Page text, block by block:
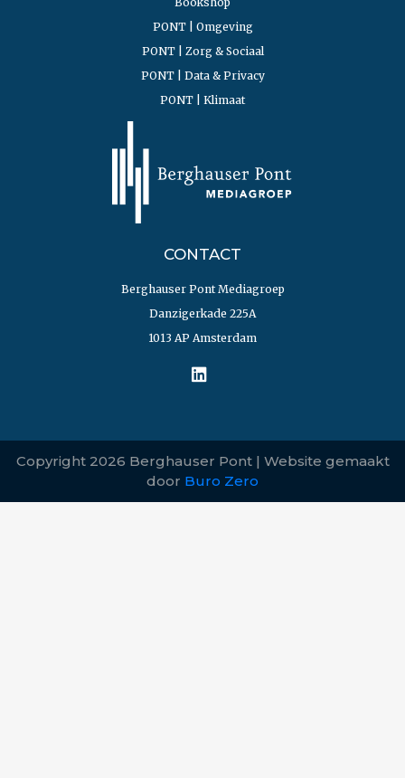
PONT | Omgeving
PONT | Zorg & Sociaal
PONT | Data & Privacy
PONT | Klimaat
CONTACT
Berghauser Pont Mediagroep
Danzigerkade 225A
1013 AP Amsterdam
Copyright 2026 Berghauser Pont | Website gemaakt
door Buro Zero